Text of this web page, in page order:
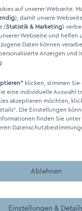
LinkIn
GmbH - Elektrische
auf unserer Webseite.
), damit unsere
(Statistik & Marketing)
Webseite und helfen
Daten können
Anzeigen und
klicken, stimmen
eine individuelle Auswahl
akzeptieren möchten,
. Die Einstellungen
finden Sie unter
Ablehnen
Einstellungen &